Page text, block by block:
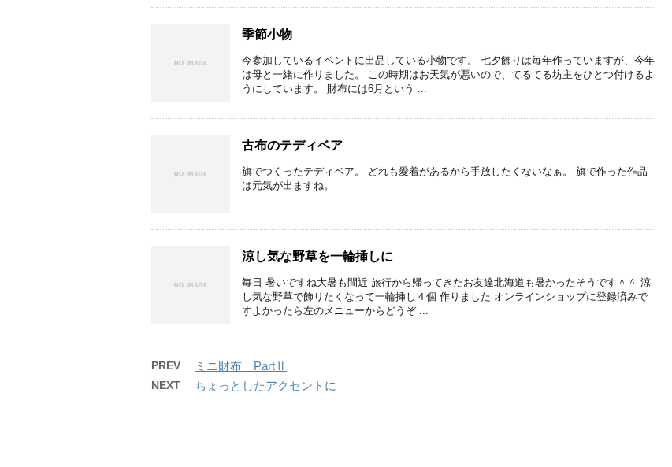
季節小物
今参加しているイベントに出品している小物です。 七夕飾りは毎年作っていますが、今年
は母と一緒に作りました。 この時期はお天気が悪いので、てるてる坊主をひとつ付けるよ
うにしています。 財布には6月という ...
古布のテディベア
旗でつくったテディベア。 どれも愛着があるから手放したくないなぁ。 旗で作った作品
は元気が出ますね。
涼し気な野草を一輪挿しに
毎日 暑いですね大暑も間近 旅行から帰ってきたお友達北海道も暑かったそうです＾＾ 涼
し気な野草で飾りたくなって一輪挿し４個 作りました オンラインショップに登録済みで
すよかったら左のメニューからどうぞ ...
PREV ミニ財布 PartⅡ
NEXT ちょっとしたアクセントに